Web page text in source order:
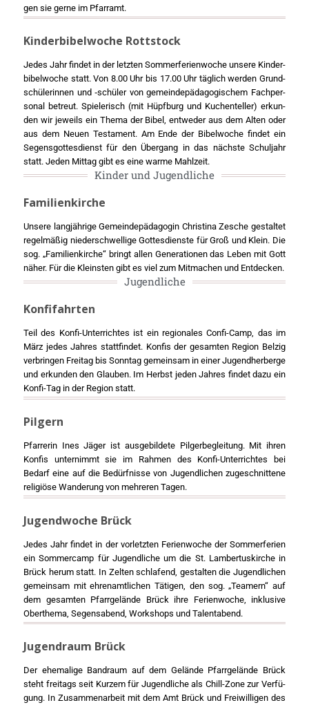
gen sie ger­ne im Pfarr­amt.
Kinderbibelwoche Rottstock
Jedes Jahr fin­det in der letz­ten Som­mer­fe­ri­en­wo­che unse­re Kin­der­
bi­bel­wo­che statt. Von 8.00 Uhr bis 17.00 Uhr täg­lich wer­den Grund­
schü­le­rin­nen und ‑schü­ler von gemein­de­päd­ago­gi­schem Fach­per­
so­nal betreut. Spie­le­risch (mit Hüpf­burg und Kuchen­tel­ler) erkun­
den wir jeweils ein The­ma der Bibel, ent­we­der aus dem Alten oder
aus dem Neu­en Tes­ta­ment. Am Ende der Bibel­wo­che fin­det ein
Segens­got­tes­dienst für den Über­gang in das nächs­te Schul­jahr
statt. Jeden Mit­tag gibt es eine war­me Mahl­zeit.
Kin­der und Jugend­li­che
Familienkirche
Unse­re lang­jäh­ri­ge Gemein­de­päd­ago­gin Chris­ti­na Zesche gestal­tet
regel­mä­ßig nie­der­schwel­li­ge Got­tes­diens­te für Groß und Klein. Die
sog. „Fami­li­en­kir­che“ bringt allen Gene­ra­tio­nen das Leben mit Gott
näher. Für die Kleins­ten gibt es viel zum Mit­ma­chen und Ent­de­cken.
Jugend­li­che
Konfifahrten
Teil des Kon­fi-Unter­rich­tes ist ein regio­na­les Con­fi-Camp, das im
März jedes Jah­res statt­fin­det. Kon­fis der gesam­ten Regi­on Bel­zig
ver­brin­gen Frei­tag bis Sonn­tag gemein­sam in einer Jugend­her­ber­ge
und erkun­den den Glau­ben. Im Herbst jeden Jah­res fin­det dazu ein
Kon­fi-Tag in der Regi­on statt.
Pilgern
Pfar­re­rin Ines Jäger ist aus­ge­bil­de­te Pil­ger­be­glei­tung. Mit ihren
Kon­fis unter­nimmt sie im Rah­men des Kon­fi-Unter­rich­tes bei
Bedarf eine auf die Bedürf­nis­se von Jugend­li­chen zuge­schnit­te­ne
reli­giö­se Wan­de­rung von meh­re­ren Tagen.
Jugendwoche Brück
Jedes Jahr fin­det in der vor­letz­ten Feri­en­wo­che der Som­mer­fe­ri­en
ein Som­mer­camp für Jugend­li­che um die St. Lam­ber­tus­kir­che in
Brück her­um statt. In Zel­ten schla­fend, gestal­ten die Jugend­li­chen
gemein­sam mit ehren­amt­li­chen Täti­gen, den sog. „Team­ern“ auf
dem gesam­ten Pfarr­ge­län­de Brück ihre Feri­en­wo­che, inklu­si­ve
Ober­the­ma, Segens­abend, Work­shops und Talent­abend.
Jugendraum Brück
Der ehe­ma­li­ge Band­raum auf dem Gelän­de Pfarr­ge­län­de Brück
steht frei­tags seit Kur­zem für Jugend­li­che als Chill-Zone zur Ver­fü­
gung. In Zusam­men­ar­beit mit dem Amt Brück und Frei­wil­li­gen des